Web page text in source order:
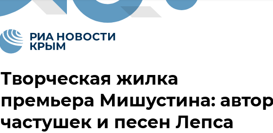
Творческая жилка
премьера Мишустина:
частушек и песен Лепса